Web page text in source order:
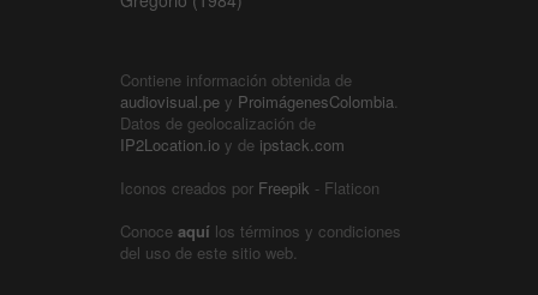
Contiene información obtenida de
audiovisual.pe y ProimágenesColombia.
Datos de geolocalización de
IP2Location.io y de ipstack.com
Iconos creados por Freepik - Flaticon
Conoce aquí los términos y condiciones
del uso de este sitio web.